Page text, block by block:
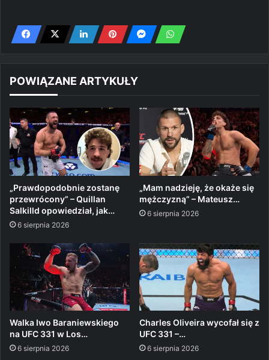
POWIĄZANE ARTYKUŁY
„Prawdopodobnie zostanę
przewrócony” – Quillan
Salkilld opowiedział, jak…
6 sierpnia 2026
„Mam nadzieję, że okaże się
mężczyzną” – Mateusz…
6 sierpnia 2026
Walka Iwo Baraniewskiego
na UFC 331 w Los…
6 sierpnia 2026
Charles Oliveira wycofał się z
UFC 331 –…
6 sierpnia 2026